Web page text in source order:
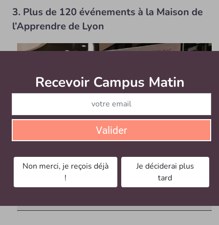
3. Plus de 120 événements à la Maison de
l’Apprendre de Lyon
Recevoir Campus Matin
Valider
Non merci, je reçois déjà
!
Je déciderai plus
tard